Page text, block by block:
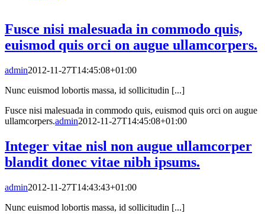
Fusce nisi malesuada in commodo quis,
euismod quis orci on augue ullamcorpers.
admin2012-11-27T14:45:08+01:00
Nunc euismod lobortis massa, id sollicitudin [...]
Fusce nisi malesuada in commodo quis, euismod quis orci on augue
ullamcorpers.admin2012-11-27T14:45:08+01:00
Integer vitae nisl non augue ullamcorper
blandit donec vitae nibh ipsums.
admin2012-11-27T14:43:43+01:00
Nunc euismod lobortis massa, id sollicitudin [...]